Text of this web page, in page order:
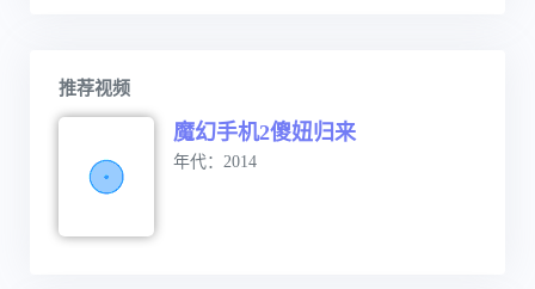
推荐视频
魔幻手机2傻妞归来
年代：2014